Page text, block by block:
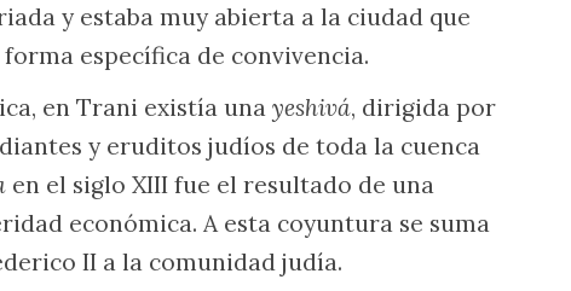
y estaba muy abierta a la ciudad que
específica de convivencia.
en Trani existía una yeshivá, dirigida por
y eruditos judíos de toda la cuenca
en el siglo XIII fue el resultado de una
económica. A esta coyuntura se suma
II a la comunidad judía.